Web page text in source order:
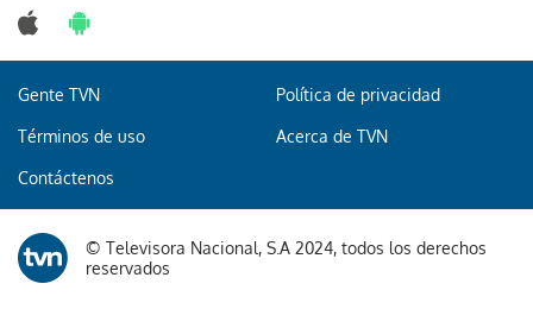
Gente TVN Política de privacidad
Términos de uso Acerca de TVN
Contáctenos
© Televisora Nacional, S.A 2024, todos los derechos
reservados